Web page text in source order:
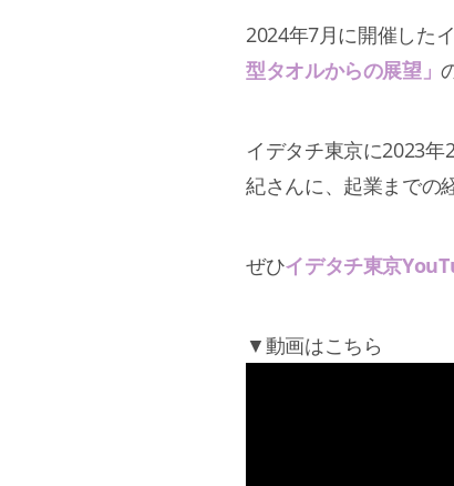
2024年7月に開催した
型タオルからの展望」
イデタチ東京に2023年
紀さんに、起業までの
ぜひイデタチ東京
▼動画はこちら